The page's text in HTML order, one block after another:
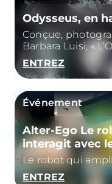
Odysseus, en
Conçue,
Barbara Luisi, «
une exploration
mythe du
humain de
retour.
ENTREZ
Événement
Alter-Ego Le
interagit avec
Le robot qui
ENTREZ